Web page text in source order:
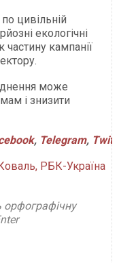
цивільній
екологічні
частину кампанії
може
і знизити
, Telegram,
РБК-Україна
орфографічну